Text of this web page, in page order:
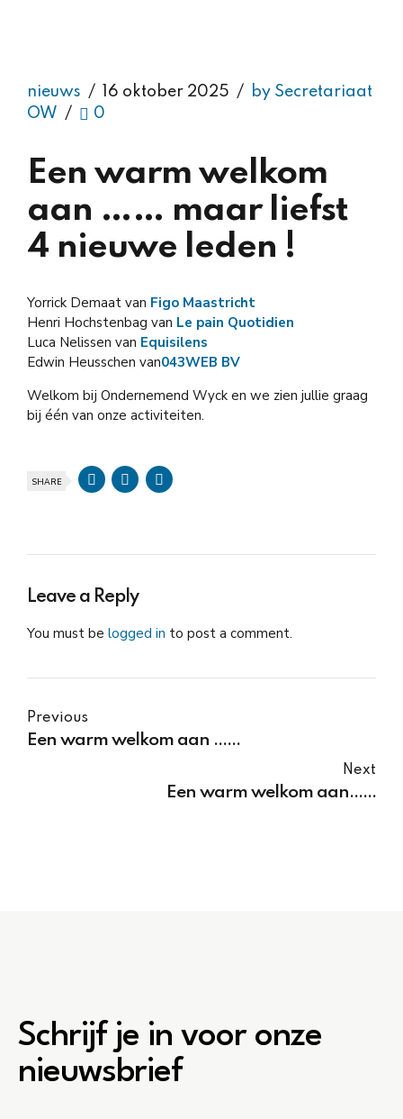
nieuws 16 oktober 2025
by Secretariaat
OW
0
Een warm welkom
aan …… maar liefst
4 nieuwe leden !
Yorrick Demaat van Figo Maastricht
Henri Hochstenbag van Le pain Quotidien
Luca Nelissen van Equisilens
Edwin Heusschen van043WEB BV
Welkom bij Ondernemend Wyck en we zien jullie graag
bij één van onze activiteiten.
SHARE
Leave a Reply
You must be logged in to post a comment.
Previous
Een warm welkom aan ......
Next
Een warm welkom aan......
Schrijf je in voor onze
nieuwsbrief